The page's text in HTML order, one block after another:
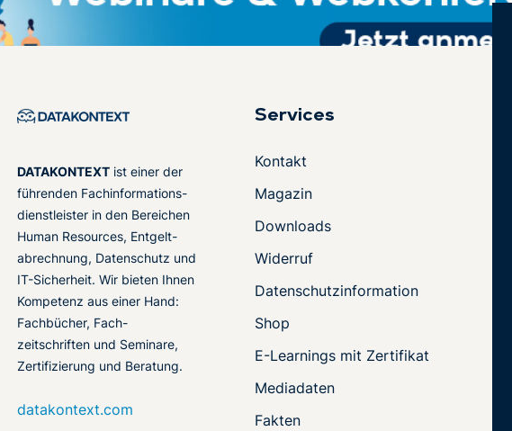
DATAKONTEXT ist einer der
führenden Fachinformations-
dienstleister in den Bereichen
Human Resources, Entgelt-
abrechnung, Datenschutz und
IT-Sicherheit. Wir bieten Ihnen
Kompetenz aus einer Hand:
Fachbücher, Fach-
zeitschriften und Seminare,
Zertifizierung und Beratung.
datakontext.com
Services
Kontakt
Magazin
Downloads
Widerruf
Datenschutzinformation
Shop
E-Learnings mit Zertifikat
Mediadaten
Fakten